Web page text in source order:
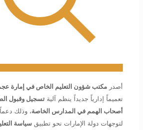
أصدر مكتب شؤون التعليم الخاص في إمارة
تعميماً إدارياً جديداً ينظم آلية تسجيل وقبول
أصحاب الهمم في المدارس الخاصة، وذلك دعماً
لتوجهات دولة الإمارات نحو تطبيق سياسة